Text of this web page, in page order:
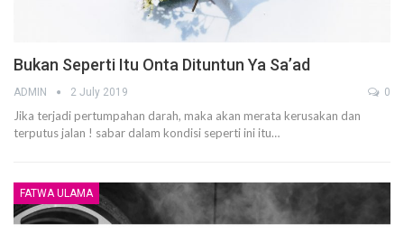
Bukan Seperti Itu Onta Dituntun Ya Sa’ad
ADMIN 2 July 2019 0
Jika terjadi pertumpahan darah, maka akan merata kerusakan dan
terputus jalan ! sabar dalam kondisi seperti ini itu…
FATWA ULAMA